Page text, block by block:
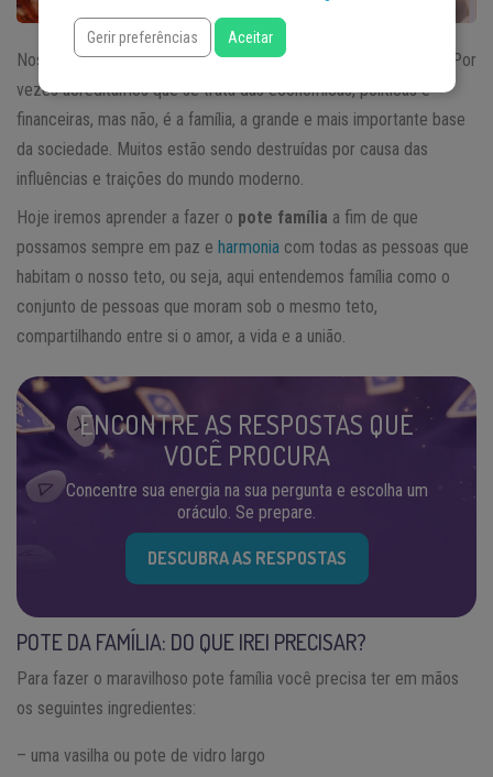
Nos dias atuais, uma das instituições mais atacadas é a família. Por
vezes acreditamos que se trata das econômicas, políticas e
financeiras, mas não, é a família, a grande e mais importante base
da sociedade. Muitos estão sendo destruídas por causa das
influências e traições do mundo moderno.
Hoje iremos aprender a fazer o pote família a fim de que
possamos sempre em paz e harmonia com todas as pessoas que
habitam o nosso teto, ou seja, aqui entendemos família como o
conjunto de pessoas que moram sob o mesmo teto,
compartilhando entre si o amor, a vida e a união.
ENCONTRE AS RESPOSTAS QUE
VOCÊ PROCURA
Concentre sua energia na sua pergunta e escolha um
oráculo. Se prepare.
DESCUBRA AS RESPOSTAS
POTE DA FAMÍLIA: DO QUE IREI PRECISAR?
Para fazer o maravilhoso pote família você precisa ter em mãos
os seguintes ingredientes:
– uma vasilha ou pote de vidro largo
Gerir preferências Aceitar